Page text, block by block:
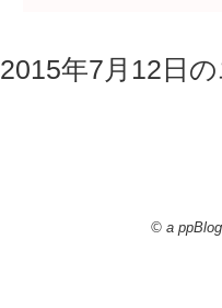
2015年7月12日
© a